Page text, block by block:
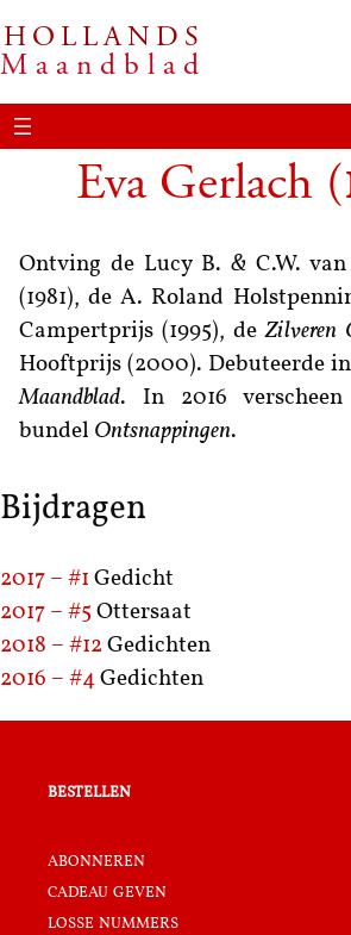
HOLLANDS
Maandblad
Eva Gerlach (
Ontving de Lucy B. & C.W.
(1981), de A. Roland
Cam­pert­prijs (1995), de Zilveren
Hooftprijs (2000). Debuteerde in
Maandblad. In 2016
bundel Ontsnappingen.
Bijdragen
2017 – #1 Gedicht
2017 – #5 Ottersaat
2018 – #12 Gedichten
2016 – #4 Gedichten
bestellen
abonneren
cadeau geven
losse nummers